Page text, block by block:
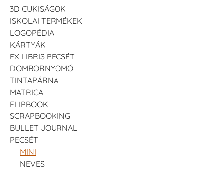
3D CUKISÁGOK
ISKOLAI TERMÉKEK
LOGOPÉDIA
KÁRTYÁK
EX LIBRIS PECSÉT
DOMBORNYOMÓ
TINTAPÁRNA
MATRICA
FLIPBOOK
SCRAPBOOKING
BULLET JOURNAL
PECSÉT
MINI
NEVES